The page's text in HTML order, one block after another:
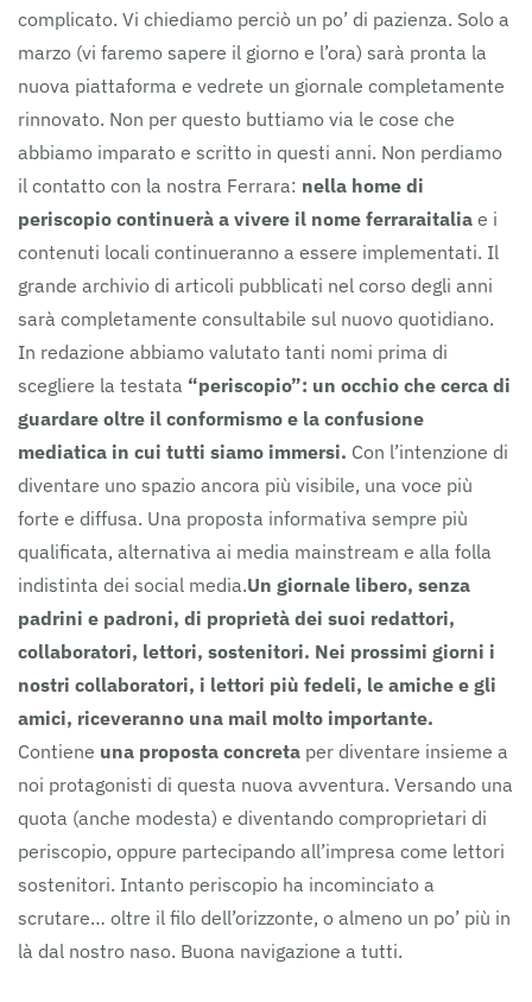
complicato. Vi chiediamo perciò un po’ di pazienza. Solo a
marzo (vi faremo sapere il giorno e l’ora) sarà pronta la
nuova piattaforma e vedrete un giornale completamente
rinnovato. Non per questo buttiamo via le cose che
abbiamo imparato e scritto in questi anni. Non perdiamo
il contatto con la nostra Ferrara: nella home di
periscopio continuerà a vivere il nome ferraraitalia e i
contenuti locali continueranno a essere implementati. Il
grande archivio di articoli pubblicati nel corso degli anni
sarà completamente consultabile sul nuovo quotidiano.
In redazione abbiamo valutato tanti nomi prima di
scegliere la testata “periscopio”: un occhio che cerca di
guardare oltre il conformismo e la confusione
mediatica in cui tutti siamo immersi. Con l’intenzione di
diventare uno spazio ancora più visibile, una voce più
forte e diffusa. Una proposta informativa sempre più
qualificata, alternativa ai media mainstream e alla folla
indistinta dei social media.Un giornale libero, senza
padrini e padroni, di proprietà dei suoi redattori,
collaboratori, lettori, sostenitori. Nei prossimi giorni i
nostri collaboratori, i lettori più fedeli, le amiche e gli
amici, riceveranno una mail molto importante.
Contiene una proposta concreta per diventare insieme a
noi protagonisti di questa nuova avventura. Versando una
quota (anche modesta) e diventando comproprietari di
periscopio, oppure partecipando all’impresa come lettori
sostenitori. Intanto periscopio ha incominciato a
scrutare… oltre il filo dell’orizzonte, o almeno un po’ più in
là dal nostro naso. Buona navigazione a tutti.